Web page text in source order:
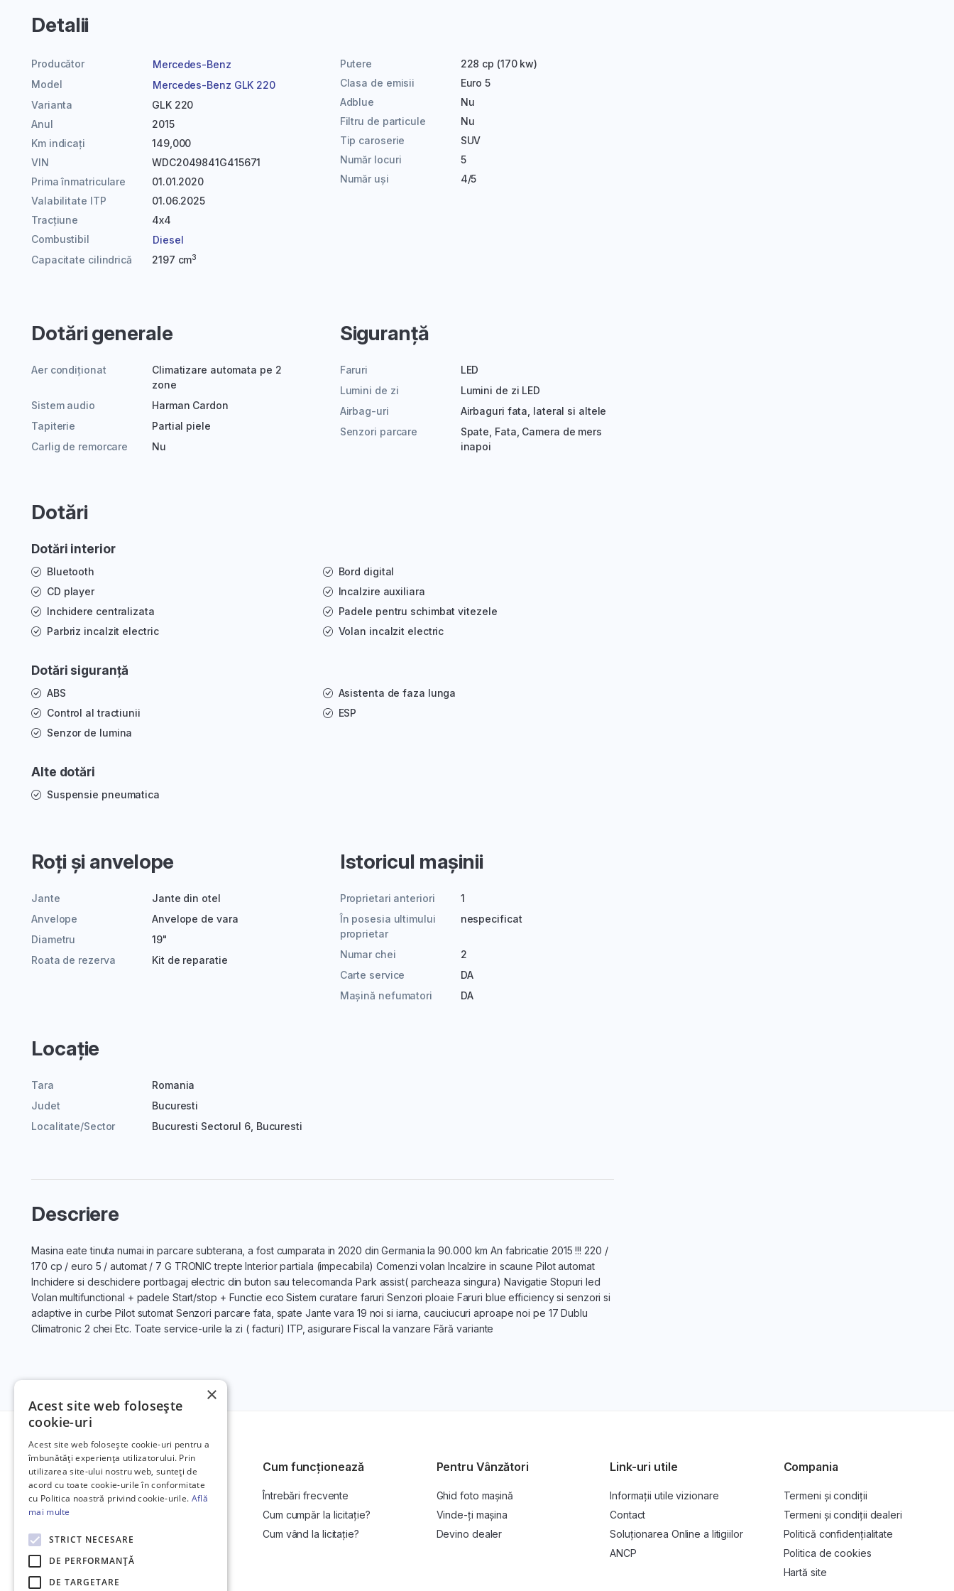
Detalii
Producător
Mercedes-Benz
Model
Mercedes-Benz GLK 220
Varianta
GLK 220
Anul
2015
Km indicați
149,000
VIN
WDC2049841G415671
Prima înmatriculare
01.01.2020
Valabilitate ITP
01.06.2025
Tracțiune
4x4
Combustibil
Diesel
Capacitate cilindrică
2197 cm3
Putere
228 cp (170 kw)
Clasa de emisii
Euro 5
Adblue
Nu
Filtru de particule
Nu
Tip caroserie
SUV
Număr locuri
5
Număr uși
4/5
Dotări generale
Aer condiționat
Climatizare automata pe 2
zone
Sistem audio
Harman Cardon
Tapiterie
Partial piele
Carlig de remorcare
Nu
Siguranță
Faruri
LED
Lumini de zi
Lumini de zi LED
Airbag-uri
Airbaguri fata, lateral si altele
Senzori parcare
Spate, Fata, Camera de mers
inapoi
Dotări
Dotări interior
Bluetooth
Bord digital
CD player
Incalzire auxiliara
Inchidere centralizata
Padele pentru schimbat vitezele
Parbriz incalzit electric
Volan incalzit electric
Dotări siguranță
ABS
Asistenta de faza lunga
Control al tractiunii
ESP
Senzor de lumina
Alte dotări
Suspensie pneumatica
Roți și anvelope
Jante
Jante din otel
Anvelope
Anvelope de vara
Diametru
19"
Roata de rezerva
Kit de reparatie
Istoricul mașinii
Proprietari anteriori
1
În posesia ultimului
proprietar
nespecificat
Numar chei
2
Carte service
DA
Mașină nefumatori
DA
Locație
Tara
Romania
Judet
Bucuresti
Localitate/Sector
Bucuresti Sectorul 6, Bucuresti
Descriere
Masina eate tinuta numai in parcare subterana, a fost cumparata in 2020 din Germania la 90.000 km An fabricatie 2015 !!! 220 /
170 cp / euro 5 / automat / 7 G TRONIC trepte Interior partiala (impecabila) Comenzi volan Incalzire in scaune Pilot automat
Inchidere si deschidere portbagaj electric din buton sau telecomanda Park assist( parcheaza singura) Navigatie Stopuri led
Volan multifunctional + padele Start/stop + Functie eco Sistem curatare faruri Senzori ploaie Faruri blue efficiency si senzori si
adaptive in curbe Pilot sutomat Senzori parcare fata, spate Jante vara 19 noi si iarna, cauciucuri aproape noi pe 17 Dublu
Climatronic 2 chei Etc. Toate service-urile la zi ( facturi) ITP, asigurare Fiscal la vanzare Fără variante
Platformă de anunțuri auto și licitații
auto online.
Cum funcționează
Întrebări frecvente
Cum cumpăr la licitație?
Cum vând la licitație?
Pentru Vânzători
Ghid foto mașină
Vinde-ți mașina
Devino dealer
Link-uri utile
Informații utile vizionare
Contact
Soluționarea Online a litigiilor
ANCP
Compania
Termeni și condiții
Termeni și condiții dealeri
Politică confidențialitate
Politica de cookies
Hartă site
×
Acest site web folosește
cookie-uri
Acest site web folosește cookie-uri pentru a
îmbunătăți experiența utilizatorului. Prin
utilizarea site-ului nostru web, sunteți de
acord cu toate cookie-urile în conformitate
cu Politica noastră privind cookie-urile. Află
mai multe
STRICT NECESARE
DE PERFORMANȚĂ
DE TARGETARE